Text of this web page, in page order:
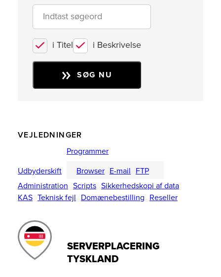
i Titel i Beskrivelse
SØG NU
VEJLEDNINGER
Udbyderskift
Programmer
Browser E-mail FTP
Administration Scripts Sikkerhedskopi af data
KAS Teknisk fejl Domænebestilling Reseller
SERVERPLACERING
TYSKLAND